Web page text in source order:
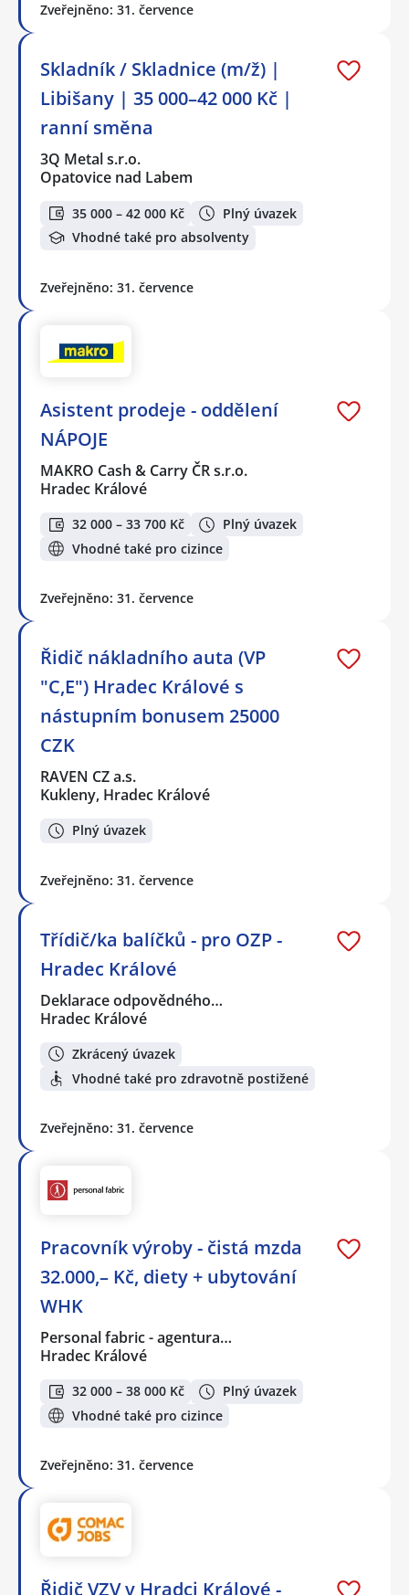
Zveřejněno: 31. července
Skladník / Skladnice (m/ž) |
Libišany | 35 000–42 000 Kč |
ranní směna
3Q Metal s.r.o.
Opatovice nad Labem
35 000 – 42 000 Kč
Plný úvazek
Vhodné také pro absolventy
Zveřejněno: 31. července
Asistent prodeje - oddělení
NÁPOJE
MAKRO Cash & Carry ČR s.r.o.
Hradec Králové
32 000 – 33 700 Kč
Plný úvazek
Vhodné také pro cizince
Zveřejněno: 31. července
Řidič nákladního auta (VP
"C,E") Hradec Králové s
nástupním bonusem 25000
CZK
RAVEN CZ a.s.
Kukleny, Hradec Králové
Plný úvazek
Zveřejněno: 31. července
Třídič/ka balíčků - pro OZP -
Hradec Králové
Deklarace odpovědného…
Hradec Králové
Zkrácený úvazek
Vhodné také pro zdravotně postižené
Zveřejněno: 31. července
Pracovník výroby - čistá mzda
32.000,– Kč, diety + ubytování
WHK
Personal fabric - agentura…
Hradec Králové
32 000 – 38 000 Kč
Plný úvazek
Vhodné také pro cizince
Zveřejněno: 31. července
Řidič VZV v Hradci Králové -